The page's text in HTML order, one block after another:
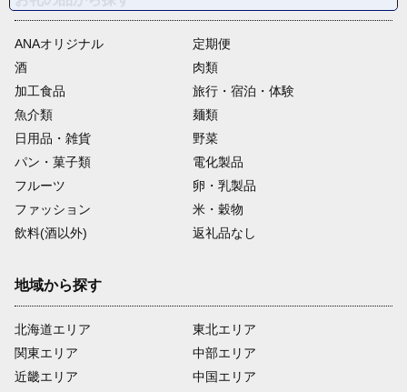
ANAオリジナル
定期便
酒
肉類
加工食品
旅行・宿泊・体験
魚介類
麺類
日用品・雑貨
野菜
パン・菓子類
電化製品
フルーツ
卵・乳製品
ファッション
米・穀物
飲料(酒以外)
返礼品なし
地域から探す
北海道エリア
関東エリア
近畿エリア
東北エリア
中部エリア
中国エリア